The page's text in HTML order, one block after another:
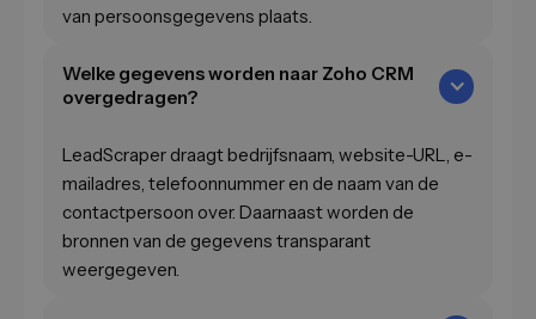
van persoonsgegevens plaats.
Welke gegevens worden naar Zoho CRM
overgedragen?
LeadScraper draagt bedrijfsnaam, website-URL, e-
mailadres, telefoonnummer en de naam van de
contactpersoon over. Daarnaast worden de
bronnen van de gegevens transparant
weergegeven.